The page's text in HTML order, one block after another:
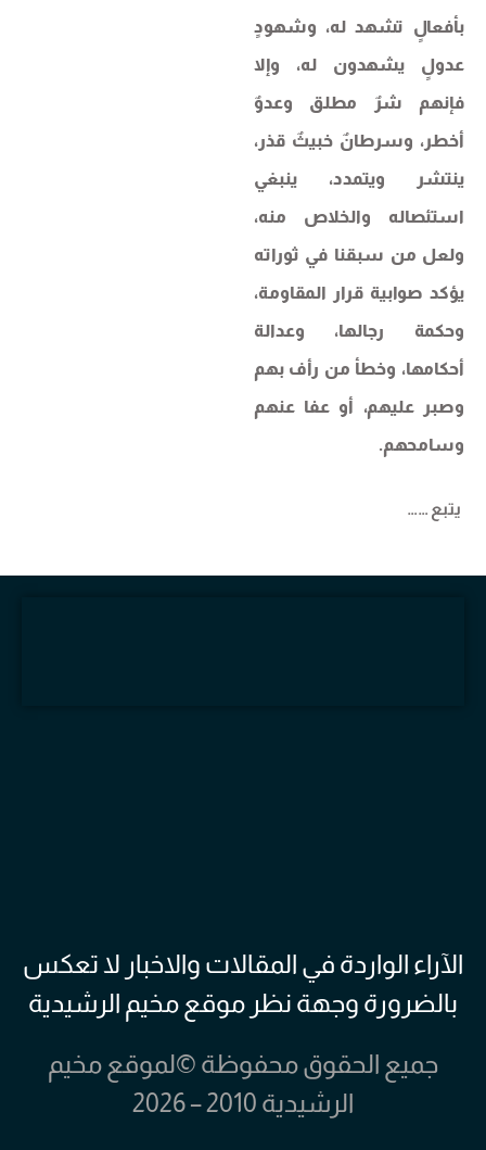
بأفعالٍ تشهد له، وشهودٍ
عدولٍ يشهدون له، وإلا
فإنهم شرٌ مطلق وعدوٌ
أخطر، وسرطانٌ خبيثٌ قذر،
ينتشر ويتمدد، ينبغي
استئصاله والخلاص منه،
ولعل من سبقنا في ثوراته
يؤكد صوابية قرار المقاومة،
وحكمة رجالها، وعدالة
أحكامها، وخطأ من رأف بهم
وصبر عليهم، أو عفا عنهم
وسامحهم.
يتبع ……
الآراء الواردة في المقالات والاخبار لا تعكس
بالضرورة وجهة نظر موقع مخيم الرشيدية
جميع الحقوق محفوظة ©لموقع مخيم
الرشيدية 2010 – 2026